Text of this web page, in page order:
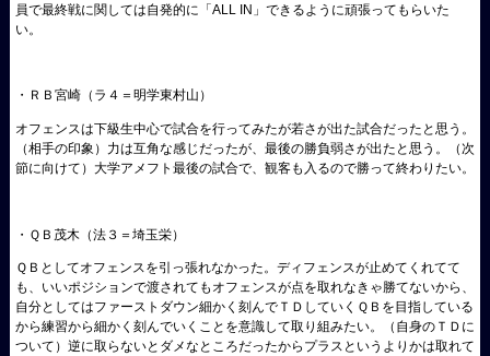
員で最終戦に関しては自発的に「ALL IN」できるように頑張ってもらいた
い。
・ＲＢ宮崎（ラ４＝明学東村山）
オフェンスは下級生中心で試合を行ってみたが若さが出た試合だったと思う。
（相手の印象）力は互角な感じだったが、最後の勝負弱さが出たと思う。（次
節に向けて）大学アメフト最後の試合で、観客も入るので勝って終わりたい。
・ＱＢ茂木（法３＝埼玉栄）
ＱＢとしてオフェンスを引っ張れなかった。ディフェンスが止めてくれてて
も、いいポジションで渡されてもオフェンスが点を取れなきゃ勝てないから、
自分としてはファーストダウン細かく刻んでＴＤしていくＱＢを目指している
から練習から細かく刻んでいくことを意識して取り組みたい。（自身のＴＤに
ついて）逆に取らないとダメなところだったからプラスというよりかは取れて